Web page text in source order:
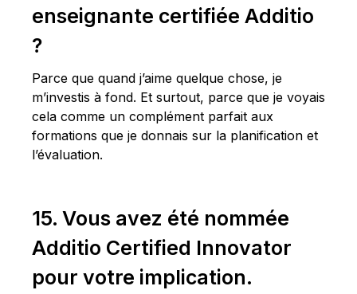
enseignante certifiée Additio
?
Parce que quand j’aime quelque chose, je
m’investis à fond. Et surtout, parce que je voyais
cela comme un complément parfait aux
formations que je donnais sur la planification et
l’évaluation.
15. Vous avez été nommée
Additio Certified Innovator
pour votre implication.